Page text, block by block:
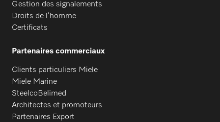
Gestion des signalements
Droits de l’homme
Certificats
Partenaires commerciaux
Clients particuliers Miele
Miele Marine
SteelcoBelimed
Architectes et promoteurs
Partenaires Export